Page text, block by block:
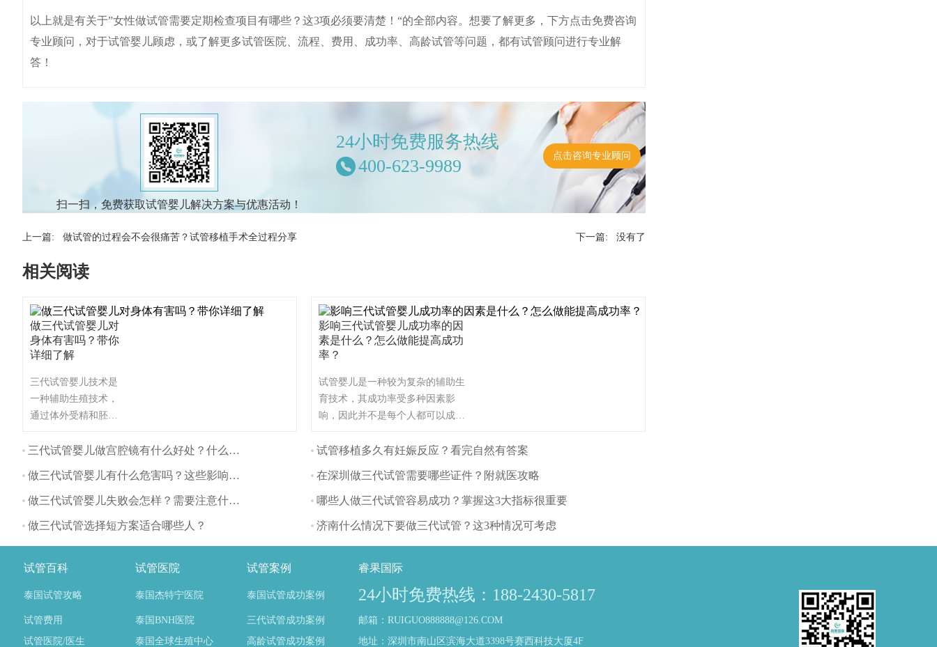
以上就是有关于”女性做试管需要定期检查项目有哪些？这3项必须要清楚！“的全部内容。想要了解更多，下方点击免费咨询
专业顾问，对于试管婴儿顾虑，或了解更多试管医院、流程、费用、成功率、高龄试管等问题，都有试管顾问进行专业解
答！
扫一扫，免费获取试管婴儿解决方案与优惠活动！
24小时免费服务热线
400-623-9989
点击咨询专业顾问
上一篇: 做试管的过程会不会很痛苦？试管移植手术全过程分享 下一篇: 没有了
相关阅读
做三代试管婴儿对
身体有害吗？带你
详细了解
三代试管婴儿技术是
一种辅助生殖技术，
通过体外受精和胚胎
不育夫妇生育。与自
管婴儿对身体的影响
主要体现在以下几个
三代试管婴儿做宫腔镜有什么好处？什么时间做最好？
做三代试管婴儿有什么危害吗？这些影响要注意
做三代试管婴儿失败会怎样？需要注意什么？
做三代试管选择短方案适合哪些人？
影响三代试管婴儿成功率的因
素是什么？怎么做能提高成功
率？
试管婴儿是一种较为复杂的辅助生
育技术，其成功率受多种因素影
响，因此并不是每个人都可以成
也有可能有些人做试管婴儿不能成
要因素有哪些呢？（如果还想了解
更多的试管婴儿流程、费用、成功
问，解决相关问题）
试管移植多久有妊娠反应？看完自然有答案
在深圳做三代试管需要哪些证件？附就医攻略
哪些人做三代试管容易成功？掌握这3大指标很重要
济南什么情况下要做三代试管？这3种情况可考虑
试管百科 试管医院 试管案例 睿果国际
泰国试管攻略 泰国杰特宁医院 泰国试管成功案例 24小时免费热线：188-2430-5817
试管费用 泰国BNH医院 三代试管成功案例
邮箱：RUIGUO888888@126.COM
试管医院/医生
泰国全球生殖中心 高龄试管成功案例 地址：深圳市南山区滨海大道3398号赛西科技大厦4F